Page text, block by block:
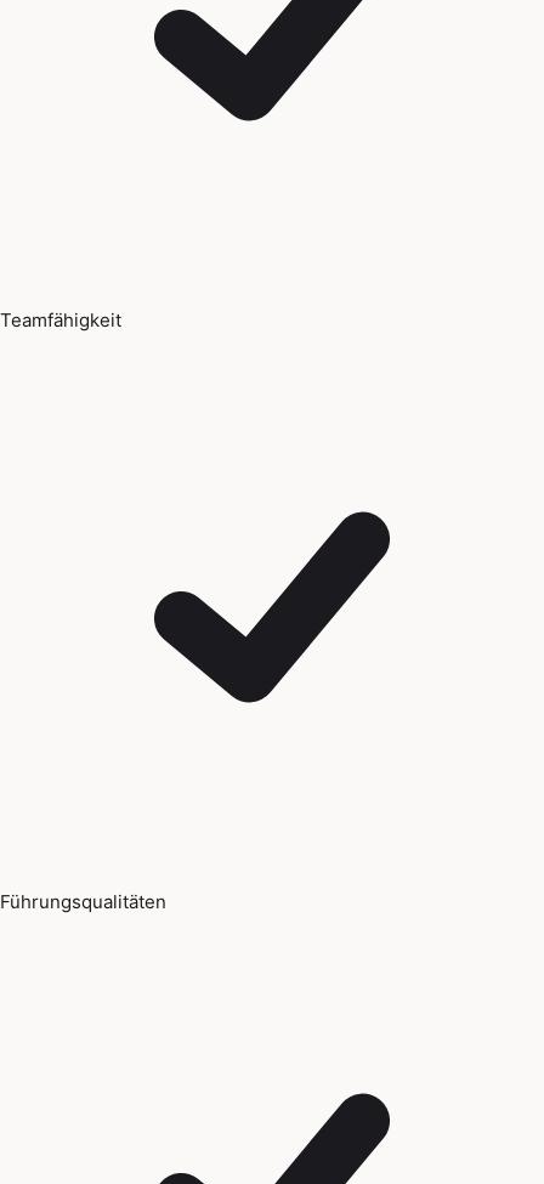
Teamfähigkeit
Führungsqualitäten